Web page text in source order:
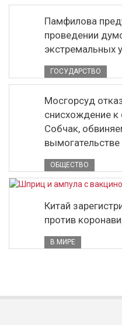
Памфилова
проведении
экстремальных
ГОСУДАРСТВО
Мосгорсуд
снисхождение к
Собчак,
вымогательстве
ОБЩЕСТВО
Китай
против
В МИРЕ